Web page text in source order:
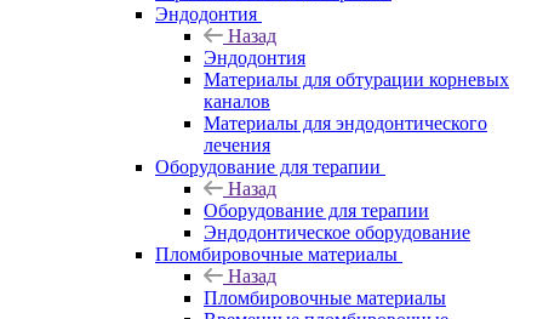
Эндодонтия
Назад
Эндодонтия
Материалы для обтурации корневых
каналов
Материалы для эндодонтического
лечения
Оборудование для терапии
Назад
Оборудование для терапии
Эндодонтическое оборудование
Пломбировочные материалы
Назад
Пломбировочные материалы